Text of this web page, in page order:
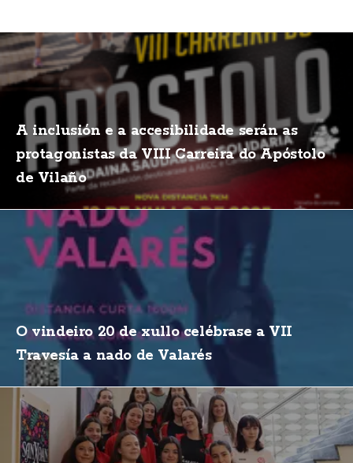
A inclusión e a accesibilidade serán as
protagonistas da VIII Carreira do Apóstolo
de Vilaño
O vindeiro 20 de xullo celébrase a VII
Travesía a nado de Valarés